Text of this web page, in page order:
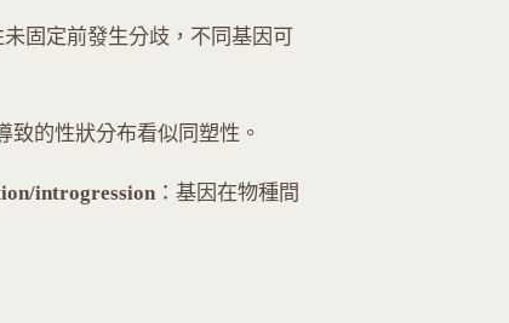
未固定前發生分歧，不同基因可
致的性狀分布看似同塑性。
introgression ：基因在物種間